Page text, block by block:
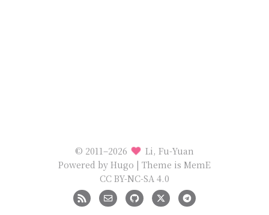
© 2011–2026
Li, Fu-Yuan
Powered byHugo | Theme is MemE
CC BY-NC-SA 4.0